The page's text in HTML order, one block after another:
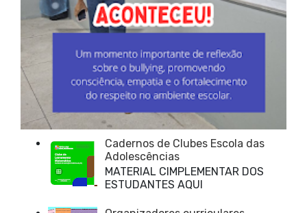
Cadernos de Clubes Escola das
Adolescências
MATERIAL CIMPLEMENTAR DOS
ESTUDANTES AQUI